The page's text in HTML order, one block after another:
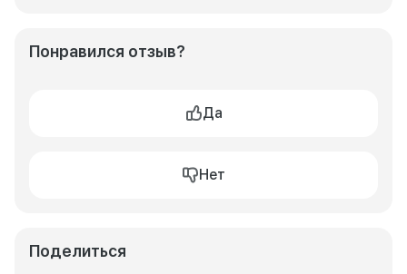
Понравился отзыв?
Да
Нет
Поделиться